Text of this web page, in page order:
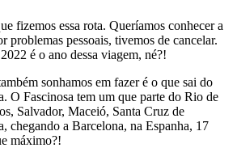
fizemos essa rota. Queríamos conhecer a
problemas pessoais, tivemos de cancelar.
é o ano dessa viagem, né?!
sonhamos em fazer é o que sai do
O Fascinosa tem um que parte do Rio de
Salvador, Maceió, Santa Cruz de
chegando a Barcelona, na Espanha, 17
máximo?!